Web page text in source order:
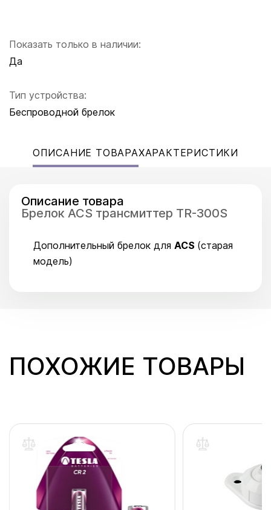
Показать только в наличии:
Да
Тип устройства:
Беспроводной брелок
ОПИСАНИЕ ТОВАРАХАРАКТЕРИСТИКИ
Описание товара
Брелок ACS трансмиттер TR-300S
Дополнительный брелок для ACS (старая
модель)
ПОХОЖИЕ ТОВАРЫ